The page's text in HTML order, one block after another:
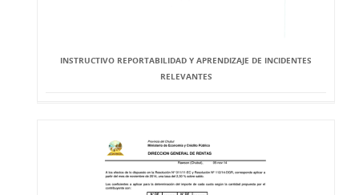
INSTRUCTIVO REPORTABILIDAD Y APRENDIZAJE DE INCIDENTES
RELEVANTES